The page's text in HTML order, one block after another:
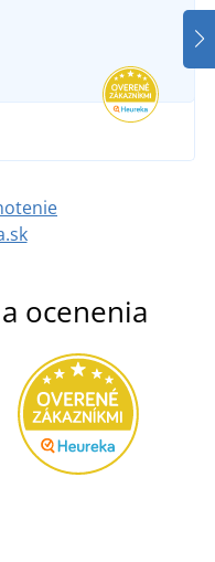
ocenenia